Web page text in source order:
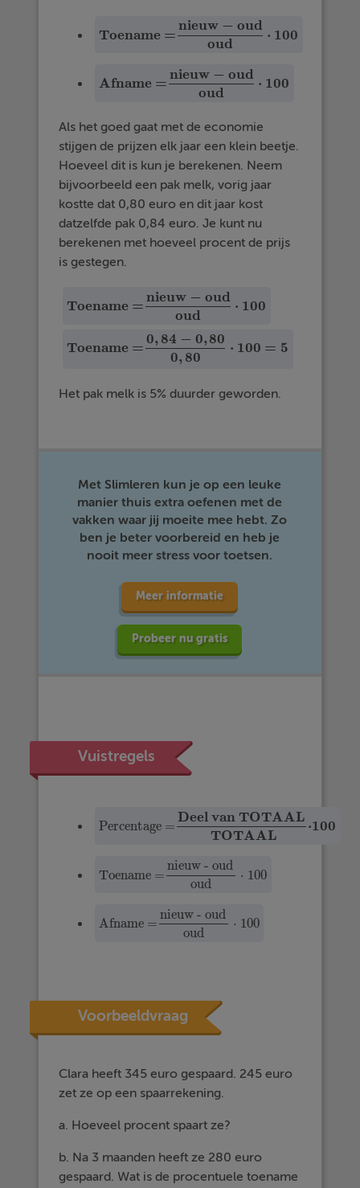
Toename =
nieuw − oud
oud
⋅ 100
Toename =nieuw−oudoud 100
Afname =
nieuw − oud
oud
⋅ 100
Afname =nieuw−oudoud· 100
Als het goed gaat met de economie
stijgen de prijzen elk jaar een klein beetje.
Hoeveel dit is kun je berekenen. Neem
bijvoorbeeld een pak melk, vorig jaar
kostte dat 0,80 euro en dit jaar kost
datzelfde pak 0,84 euro. Je kunt nu
berekenen met hoeveel procent de prijs
is gestegen.
Toename =
nieuw − oud
oud
⋅ 100
Toename =nieuw−oudoud 100
Toename =
0, 84 − 0, 80
0, 80
⋅ 100 = 5
Toename =0,84−0,800,80 ·100 =5
Het pak melk is 5% duurder geworden.
Met Slimleren kun je op een leuke
manier thuis extra oefenen met de
vakken waar jij moeite mee hebt. Zo
ben je beter voorbereid en heb je
nooit meer stress voor toetsen.
Meer informatie
Probeer nu gratis
Vuistregels
Percentage =
Deel van TOTAAL
TOTAAL
⋅100
Percentage =Deel van TOTAALTOTAAL·100
Toename =
nieuw - oud
oud
⋅ 100
Toename =nieuw - oudoud·100
Afname =
nieuw - oud
oud
⋅ 100
Afname =nieuw - oudoud·100
Voorbeeldvraag
Clara heeft 345 euro gespaard. 245 euro
zet ze op een spaarrekening.
a. Hoeveel procent spaart ze?
b. Na 3 maanden heeft ze 280 euro
gespaard. Wat is de procentuele toename